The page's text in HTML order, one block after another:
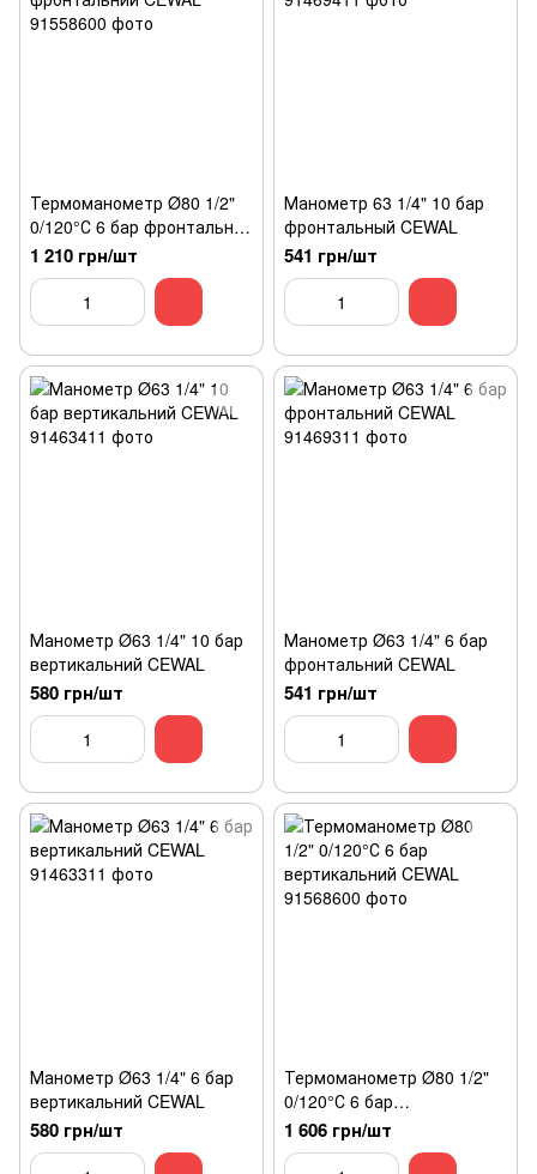
Термоманометр Ø80 1/2"
0/120°С 6 бар фронтальний
CEWAL
1 210 грн/шт
Манометр 63 1/4" 10 бар
фронтальный CEWAL
541 грн/шт
Манометр Ø63 1/4" 10 бар
вертикальний CEWAL
580 грн/шт
Манометр Ø63 1/4" 6 бар
фронтальний CEWAL
541 грн/шт
Манометр Ø63 1/4" 6 бар
вертикальний CEWAL
580 грн/шт
Термоманометр Ø80 1/2"
0/120°С 6 бар
вертикальний CEWAL
1 606 грн/шт